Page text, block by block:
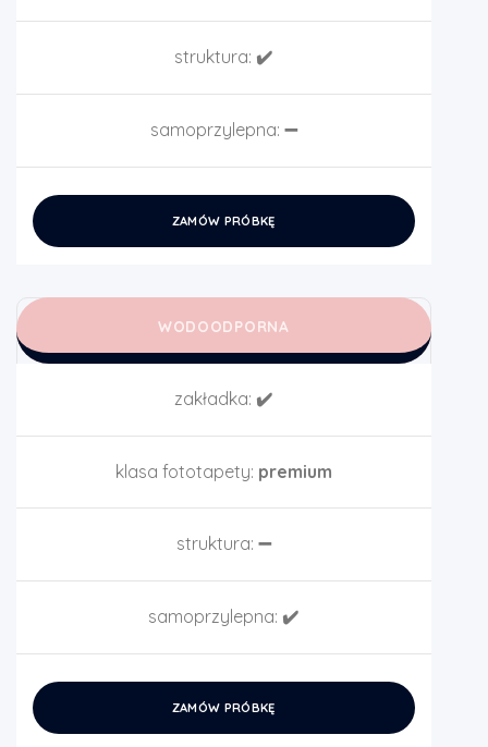
struktura: ✔️
samoprzylepna: ➖
ZAMÓW PRÓBKĘ
WODOODPORNA
zakładka: ✔️
klasa fototapety: premium
struktura: ➖
samoprzylepna: ✔️
ZAMÓW PRÓBKĘ